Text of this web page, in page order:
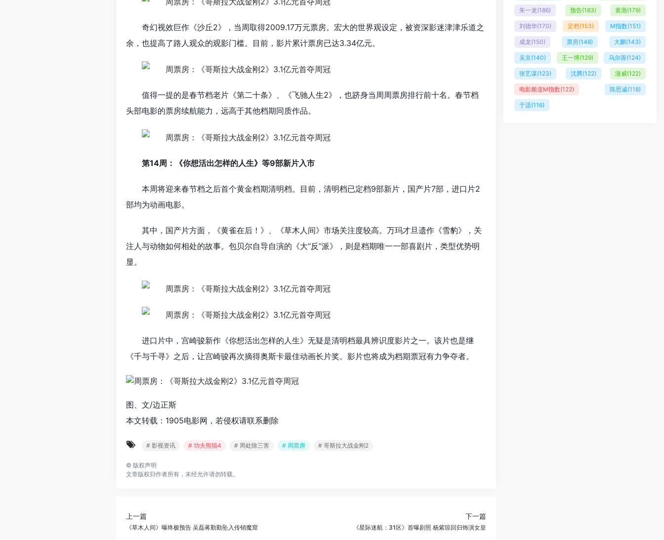
奇幻视效巨作《沙丘2》，当周取得2009.17万元票房。宏大的世界观设定，被资深影迷津津乐道之
余，也提高了路人观众的观影门槛。目前，影片累计票房已达3.34亿元。
值得一提的是春节档老片《第二十条》、《飞驰人生2》，也跻身当周周票房排行前十名。春节档
头部电影的票房续航能力，远高于其他档期同质作品。
第14周：《你想活出怎样的人生》等9部新片入市
本周将迎来春节档之后首个黄金档期清明档。目前，清明档已定档9部新片，国产片7部，进口片2
部均为动画电影。
其中，国产片方面，《黄雀在后！》、《草木人间》市场关注度较高。万玛才旦遗作《雪豹》，关
注人与动物如何相处的故事。包贝尔自导自演的《大“反”派》，则是档期唯一一部喜剧片，类型优势明
显。
进口片中，宫崎骏新作《你想活出怎样的人生》无疑是清明档最具辨识度影片之一。该片也是继
《千与千寻》之后，让宫崎骏再次摘得奥斯卡最佳动画长片奖。影片也将成为档期票冠有力争夺者。
图、文/边正斯
本文转载：1905电影网，若侵权请联系删除
# 影视资讯 # 功夫熊猫4 # 周处除三害 # 周票房 # 哥斯拉大战金刚2
© 版权声明
文章版权归作者所有，未经允许请勿转载。
上一篇
《草木人间》曝终极预告 吴磊蒋勤勤坠入传销魔窟
下一篇
《星际迷航：31区》首曝剧照 杨紫琼回归饰演女皇
朱一龙(186) 预告(183) 黄渤(179)
刘德华(170) 定档(153) M指数(151)
成龙(150) 票房(148) 大鹏(143)
吴京(140) 王一博(129) 乌尔善(124)
张艺谋(123) 沈腾(122) 漫威(122)
电影频道M指数(122) 陈思诚(118)
于适(116)